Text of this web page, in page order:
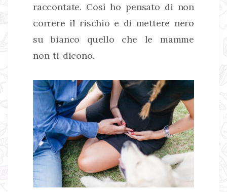
raccontate. Così ho pensato di non
correre il rischio e di mettere nero
su bianco quello che le mamme
non ti dicono.